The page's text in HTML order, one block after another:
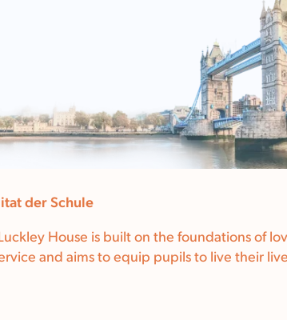
der Schule
House is built on the foundations of
and aims to equip pupils to live their